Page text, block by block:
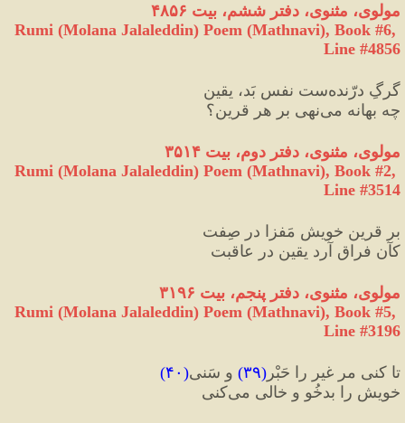
مولوی، مثنوی، دفتر ششم، بیت ۴۸۵۶
Rumi (Molana Jalaleddin) Poem (Mathnavi), Book #6,
Line #4856
گرگِ درّنده‌ست نفسِ بَد، یقین
چه بهانه می‌نهی بر هر قرین؟
مولوی، مثنوی، دفتر دوم، بیت ۳۵۱۴
Rumi (Molana Jalaleddin) Poem (Mathnavi), Book #2,
Line #3514
بر قرینِ خویش مَفزا در صِفت
کآن فراق آرد یقین در عاقبت
مولوی، مثنوی، دفتر پنجم، بیت ۳۱۹۶
Rumi (Molana Jalaleddin) Poem (Mathnavi), Book #5,
Line #3196
تا کنی مر غیر را حَبْر (۳۹) و سَنی( ۴۰)
خویش را بدخُو و خالی می‌کنی